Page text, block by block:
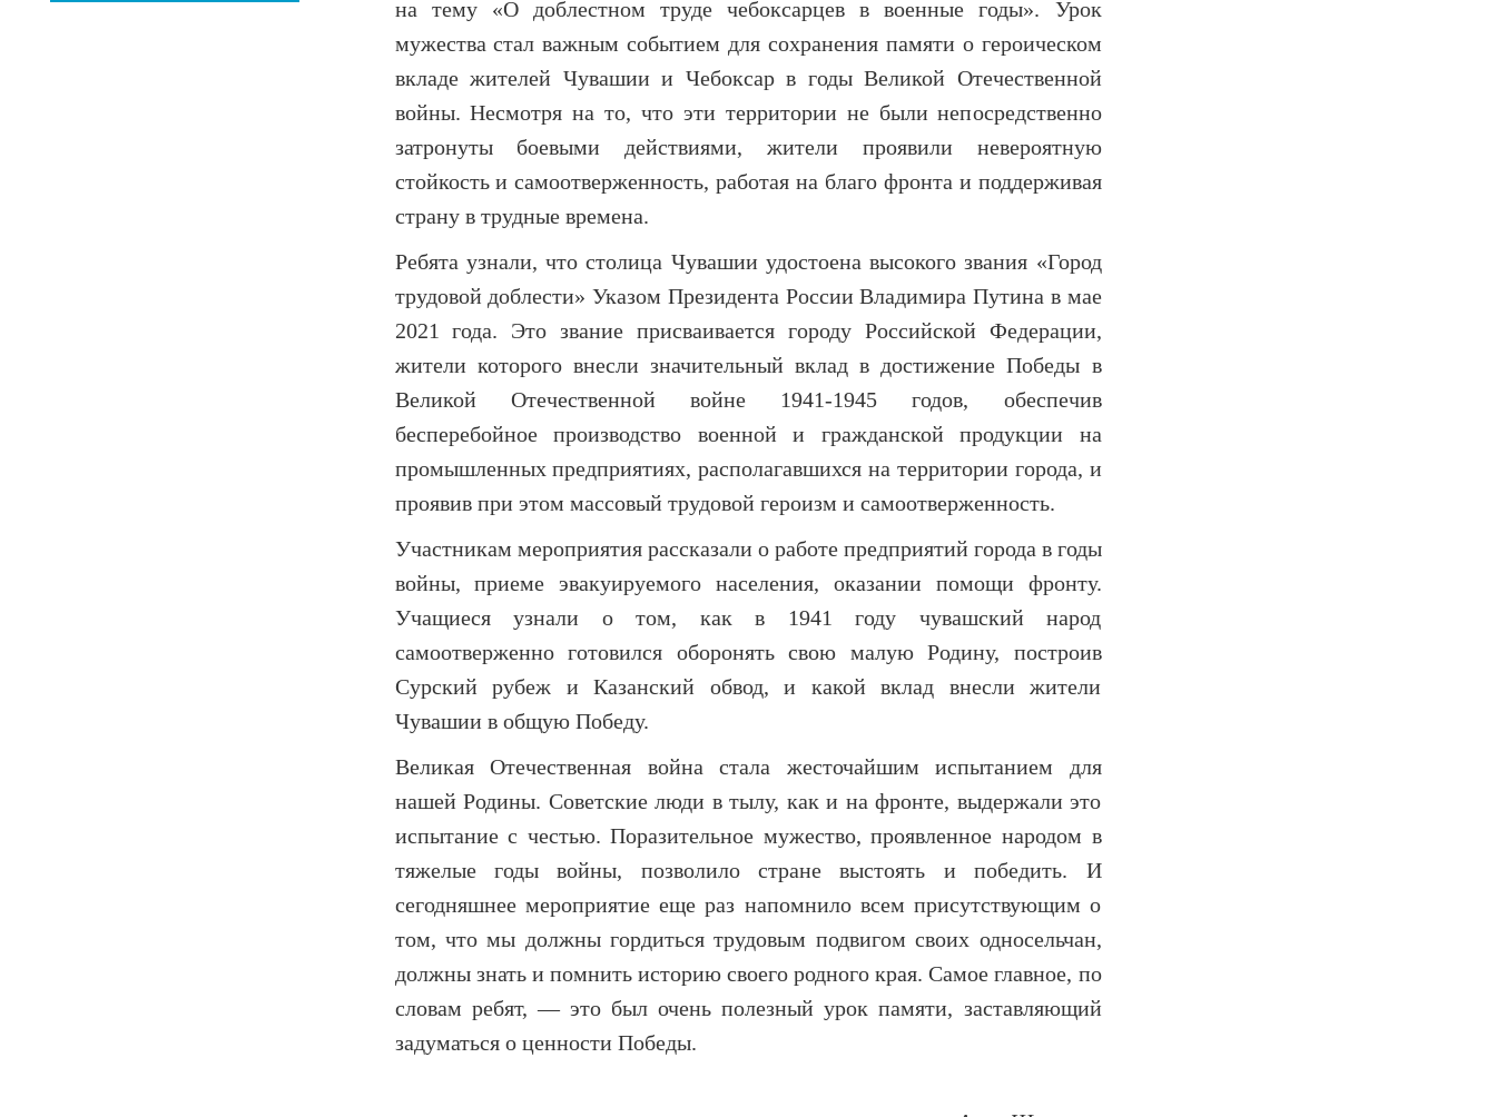
на тему «О доблестном труде чебоксарцев в военные годы». Урок
мужества стал важным событием для сохранения памяти о героическом
вкладе жителей Чувашии и Чебоксар в годы Великой Отечественной
войны. Несмотря на то, что эти территории не были непосредственно
затронуты боевыми действиями, жители проявили невероятную
стойкость и самоотверженность, работая на благо фронта и поддерживая
страну в трудные времена.
Ребята узнали, что столица Чувашии удостоена высокого звания «Город
трудовой доблести» Указом Президента России Владимира Путина в мае
2021 года. Это звание присваивается городу Российской Федерации,
жители которого внесли значительный вклад в достижение Победы в
Великой Отечественной войне 1941-1945 годов, обеспечив
бесперебойное производство военной и гражданской продукции на
промышленных предприятиях, располагавшихся на территории города, и
проявив при этом массовый трудовой героизм и самоотверженность.
Участникам мероприятия рассказали о работе предприятий города в годы
войны, приеме эвакуируемого населения, оказании помощи фронту.
Учащиеся узнали о том, как в 1941 году чувашский народ
самоотверженно готовился оборонять свою малую Родину, построив
Сурский рубеж и Казанский обвод, и какой вклад внесли жители
Чувашии в общую Победу.
Великая Отечественная война стала жесточайшим испытанием для
нашей Родины. Советские люди в тылу, как и на фронте, выдержали это
испытание с честью. Поразительное мужество, проявленное народом в
тяжелые годы войны, позволило стране выстоять и победить. И
сегодняшнее мероприятие еще раз напомнило всем присутствующим о
том, что мы должны гордиться трудовым подвигом своих односельчан,
должны знать и помнить историю своего родного края. Самое главное, по
словам ребят, — это был очень полезный урок памяти, заставляющий
задуматься о ценности Победы.